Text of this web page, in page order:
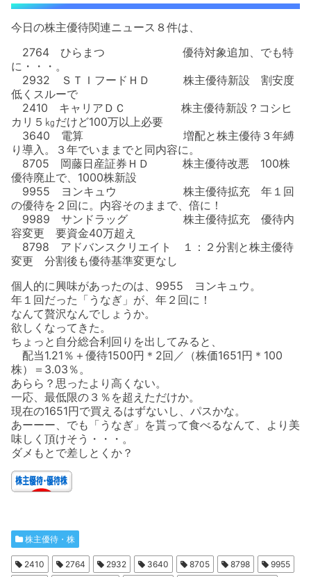
今日の株主優待関連ニュース８件は、
2764 ひらまつ 優待対象追加、でも特
に・・・。
2932 ＳＴＩフードＨＤ 株主優待新設 割安度
低くスルーで
2410 キャリアＤＣ 株主優待新設？コシヒ
カリ５㎏だけど100万以上必要
3640 電算 増配と株主優待３年縛
り導入。３年でいままでと同内容に。
8705 岡藤日産証券ＨＤ 株主優待改悪 100株
優待廃止で、1000株新設
9955 ヨンキュウ 株主優待拡充 年１回
の優待を２回に。内容そのままで、倍に！
9989 サンドラッグ 株主優待拡充 優待内
容変更 要資金40万超え
8798 アドバンスクリエイト １：２分割と株主優待
変更 分割後も優待基準変更なし
個人的に興味があったのは、9955 ヨンキュウ。
年１回だった「うなぎ」が、年２回に！
なんて贅沢なんでしょうか。
欲しくなってきた。
ちょっと自分総合利回りを出してみると、
配当1.21％＋優待1500円＊2回／（株価1651円＊100
株）＝3.03％。
あらら？思ったより高くない。
一応、最低限の３％を超えただけか。
現在の1651円で買えるはずないし、パスかな。
あーーー、でも「うなぎ」を貰って食べるなんて、より美
味しく頂けそう・・・。
ダメもとで差しとくか？
株主優待・株
2410 2764 2932 3640 8705 8798
9955